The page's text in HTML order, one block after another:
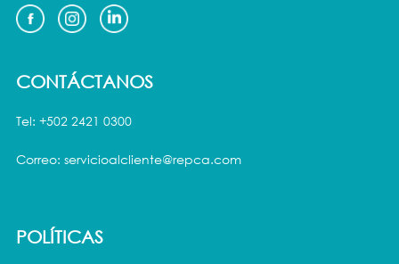
CONTÁCTANOS
Tel: +502 2421 0300
Correo: servicioalcliente@repca.com
POLÍTICAS